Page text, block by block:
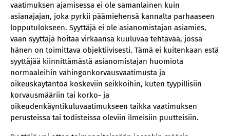
vaatimuksen ajamisessa ei ole samanlainen kuin
asianajajan, joka pyrkii päämiehensä kannalta parhaaseen
lopputulokseen. Syyttäjä ei ole asianomistajan asiamies,
vaan syyttäjä hoitaa virkaansa kuuluvaa tehtävää, jossa
hänen on toimittava objektiivisesti. Tämä ei kuitenkaan estä
syyttäjää kiinnittämästä asianomistajan huomiota
normaaleihin vahingonkorvausvaatimusta ja
oikeuskäytäntöä koskeviin seikkoihin, kuten tyypillisiin
korvausmääriin tai korko- ja
oikeudenkäyntikuluvaatimukseen taikka vaatimuksen
perusteissa tai todisteissa oleviin ilmeisiin puutteisiin.